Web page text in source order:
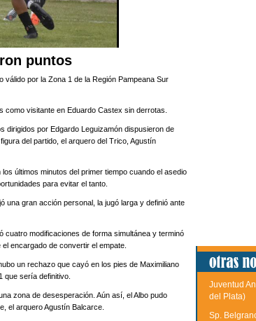
puntos
por la Zona 1 de la Región Pampeana Sur
visitante en Eduardo Castex sin derrotas.
dirigidos por Edgardo Leguizamón dispusieron de
del partido, el arquero del Trico, Agustín
últimos minutos del primer tiempo cuando el asedio
para evitar el tanto.
una gran acción personal, la jugó larga y definió ante
cuatro modificaciones de forma simultánea y terminó
encargado de convertir el empate.
un rechazo que cayó en los pies de Maximiliano
que sería definitivo.
zona de desesperación. Aún así, el Albo pudo
el arquero Agustín Balcarce.
Juventud
del Plata)
Sp.